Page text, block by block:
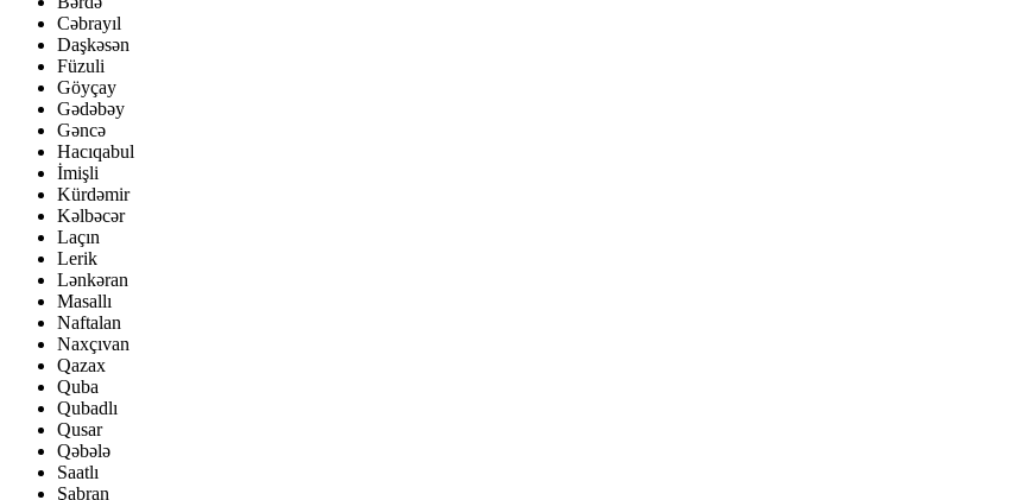
Cəbrayıl
Daşkəsən
Füzuli
Göyçay
Gədəbəy
Gəncə
Hacıqabul
İmişli
Kürdəmir
Kəlbəcər
Laçın
Lerik
Lənkəran
Masallı
Naftalan
Naxçıvan
Qazax
Quba
Qubadlı
Qusar
Qəbələ
Saatlı
Şabran